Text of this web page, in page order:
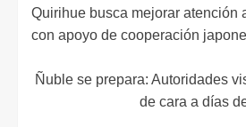
Quirihue busca mejorar atención
con apoyo de cooperación
Ñuble se prepara: Autoridades
de cara a días